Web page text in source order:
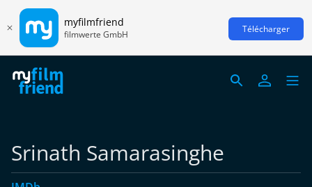
myfilmfriend
filmwerte GmbH Télécharger
Srinath Samarasinghe